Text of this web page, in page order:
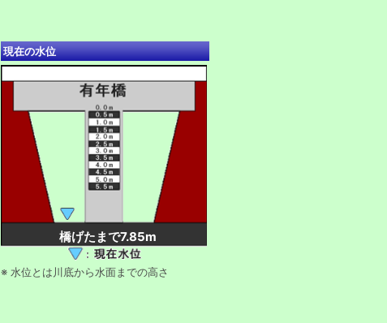
現在の水位
橋げたまで7.85m
※ 水位とは川底から水面までの高さ